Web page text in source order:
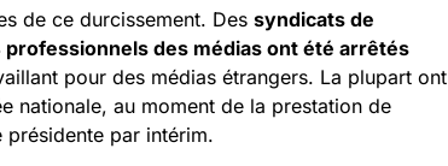
de ce durcissement. Des syndicats de
des médias ont été arrêtés
pour des médias étrangers. La plupart ont
nationale, au moment de la prestation de
présidente par intérim.